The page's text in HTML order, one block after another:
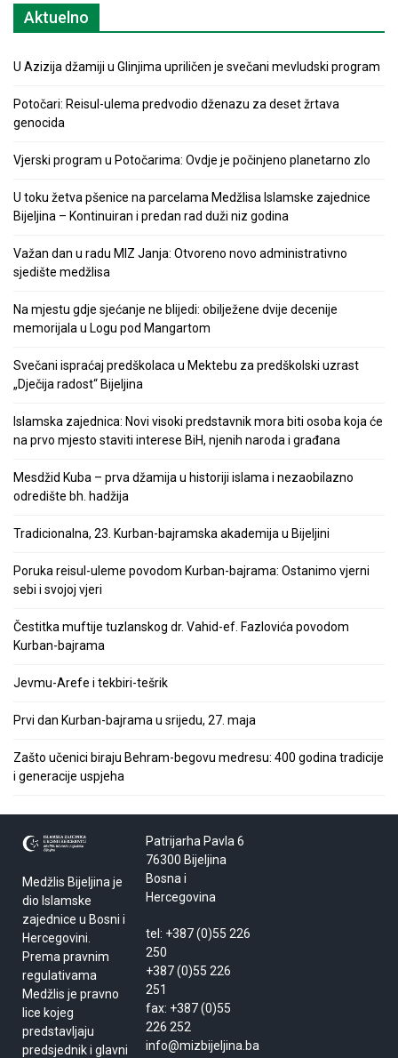
Aktuelno
U Azizija džamiji u Glinjima upriličen je svečani mevludski program
Potočari: Reisul-ulema predvodio dženazu za deset žrtava
genocida
Vjerski program u Potočarima: Ovdje je počinjeno planetarno zlo
U toku žetva pšenice na parcelama Medžlisa Islamske zajednice
Bijeljina – Kontinuiran i predan rad duži niz godina
Važan dan u radu MIZ Janja: Otvoreno novo administrativno
sjedište medžlisa
Na mjestu gdje sjećanje ne blijedi: obilježene dvije decenije
memorijala u Logu pod Mangartom
Svečani ispraćaj predškolaca u Mektebu za predškolski uzrast
„Dječija radost“ Bijeljina
Islamska zajednica: Novi visoki predstavnik mora biti osoba koja će
na prvo mjesto staviti interese BiH, njenih naroda i građana
Mesdžid Kuba – prva džamija u historiji islama i nezaobilazno
odredište bh. hadžija
Tradicionalna, 23. Kurban-bajramska akademija u Bijeljini
Poruka reisul-uleme povodom Kurban-bajrama: Ostanimo vjerni
sebi i svojoj vjeri
Čestitka muftije tuzlanskog dr. Vahid-ef. Fazlovića povodom
Kurban-bajrama
Jevmu-Arefe i tekbiri-tešrik
Prvi dan Kurban-bajrama u srijedu, 27. maja
Zašto učenici biraju Behram-begovu medresu: 400 godina tradicije
i generacije uspjeha
Medžlis Bijeljina je
dio Islamske
zajednice u Bosni i
Hercegovini.
Prema pravnim
regulativama
Medžlis je pravno
lice kojeg
predstavljaju
predsjednik i glavni
Patrijarha Pavla 6
76300 Bijeljina
Bosna i
Hercegovina
tel: +387 (0)55 226
250
+387 (0)55 226
251
fax: +387 (0)55
226 252
info@mizbijeljina.ba